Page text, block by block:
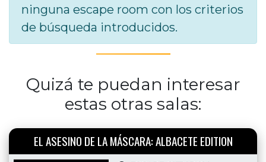
ninguna escape room con los criterios
de búsqueda introducidos.
Quizá te puedan interesar
estas otras salas:
EL ASESINO DE LA MÁSCARA: ALBACETE EDITION